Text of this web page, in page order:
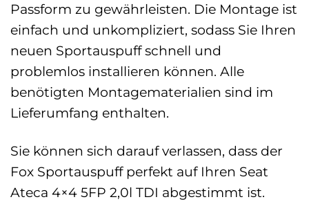
Passform zu gewährleisten. Die Montage ist
einfach und unkompliziert, sodass Sie Ihren
neuen Sportauspuff schnell und
problemlos installieren können. Alle
benötigten Montagematerialien sind im
Lieferumfang enthalten.
Sie können sich darauf verlassen, dass der
Fox Sportauspuff perfekt auf Ihren Seat
Ateca 4×4 5FP 2,0l TDI abgestimmt ist.